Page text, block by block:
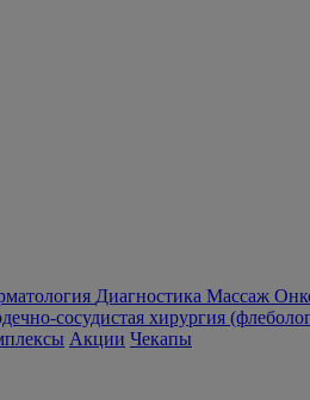
Диагностика Массаж
сосудистая хирургия
Акции Чекапы